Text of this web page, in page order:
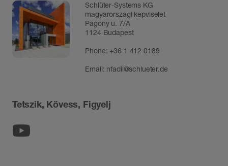
Schlüter-Systems KG
magyarországi képviselet
Pagony u. 7/A
1124 Budapest
Phone:+36 1 412 0189
Email: nfadil@schlueter.de
Tetszik, Kövess, Figyelj